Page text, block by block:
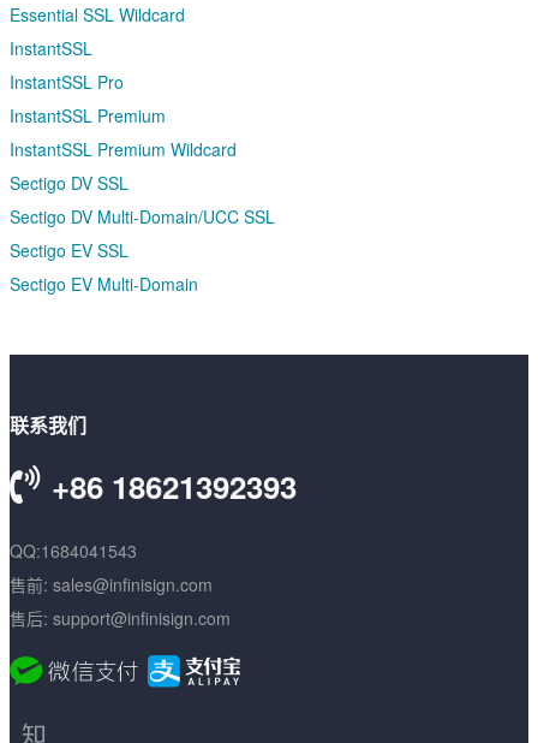
Essential SSL Wildcard
InstantSSL
InstantSSL Pro
InstantSSL Premium
InstantSSL Premium Wildcard
Sectigo DV SSL
Sectigo DV Multi-Domain/UCC SSL
Sectigo EV SSL
Sectigo EV Multi-Domain
联系我们
+86 18621392393
QQ:1684041543
售前: sales@infinisign.com
售后: support@infinisign.com